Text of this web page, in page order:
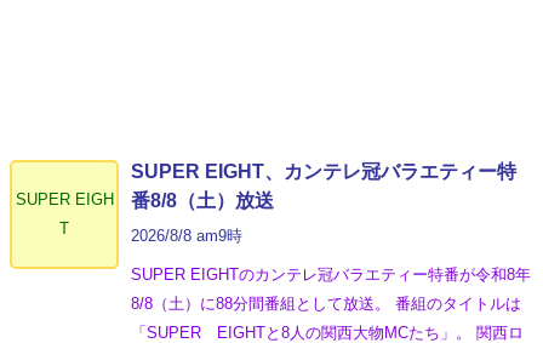
SUPER EIGH
T
SUPER EIGHT、カンテレ冠バラエティー特
番8/8（土）放送
2026/8/8 am9時
SUPER EIGHTのカンテレ冠バラエティー特番が令和8年
8/8（土）に88分間番組として放送。 番組のタイトルは
「SUPER EIGHTと8人の関西大物MCたち」。 関西ロ